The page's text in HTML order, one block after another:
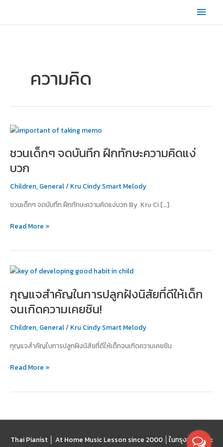
content
Main
ความคิด
ชวนเด็กๆ จดบันทึก ฝึกทักษะความคิดแง่
บวก
Children, General/ Kru Cindy Smart Melody
ชวนเด็กๆ จดบันทึก ฝึกทักษะความคิดแง่บวก By Kru Ci […]
ชวน
จด
ฝึก
ทักษะ
คิด
บวก
Read More »
กุญแจสำคัญในการปลูกฝังนิสัยที่ดีให้เด็ก
จนเกิดความเคยชิน!
Children, General/ Kru Cindy Smart Melody
กุญแจสำคัญในการปลูกฝังนิสัยที่ดีให้เด็กจนเกิดความเคยชิน
กุญแจ
ใน
การ
ปลูก
ฝัง
ที่
ให้
จน
เคยชิน!
Read More »
Thai Pianist │ At Home Music Lesson since 2000 │ ในกรุงเทพฯ และ